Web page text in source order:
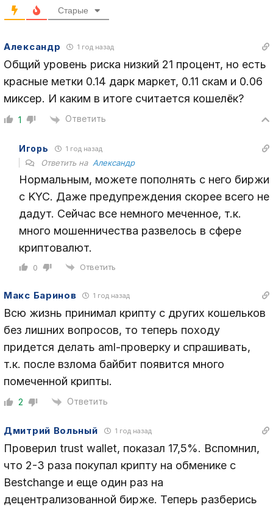
Старые
Александр 1 год назад
Общий уровень риска низкий 21 процент, но есть
красные метки 0.14 дарк маркет, 0.11 скам и 0.06
миксер. И каким в итоге считается кошелёк?
1 Ответить
Игорь 1 год назад
Ответить на Александр
Нормальным, можете пополнять с него биржи
с KYC. Даже предупреждения скорее всего не
дадут. Сейчас все немного меченное, т.к.
много мошенничества развелось в сфере
криптовалют.
0 Ответить
Макс Баринов 1 год назад
Всю жизнь принимал крипту с других кошельков
без лишних вопросов, то теперь походу
придется делать aml-проверку и спрашивать,
т.к. после взлома байбит появится много
помеченной крипты.
2 Ответить
Дмитрий Вольный 1 год назад
Проверил trust wallet, показал 17,5%. Вспомнил,
что 2-3 раза покупал крипту на обменике с
Bestchange и еще один раз на
децентрализованной бирже. Теперь разберись